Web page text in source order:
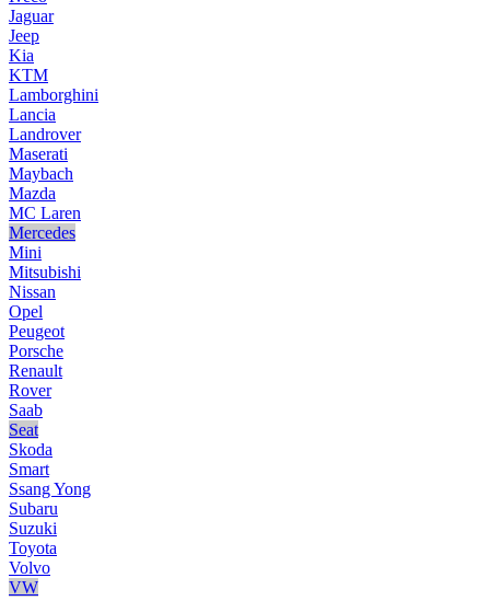
Jaguar
Jeep
Kia
KTM
Lamborghini
Lancia
Landrover
Maserati
Maybach
Mazda
MC Laren
Mercedes
Mini
Mitsubishi
Nissan
Opel
Peugeot
Porsche
Renault
Rover
Saab
Seat
Skoda
Smart
Ssang Yong
Subaru
Suzuki
Toyota
Volvo
VW